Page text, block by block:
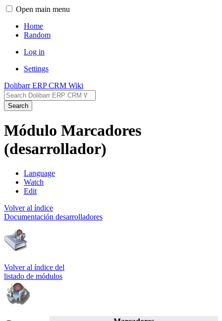
Open main menu
Home
Random
Log in
Settings
Dolibarr ERP CRM Wiki
Search
Módulo Marcadores
(desarrollador)
Language
Watch
Edit
Volver al índice
Documentación desarrolladores
Volver al índice del
listado de módulos